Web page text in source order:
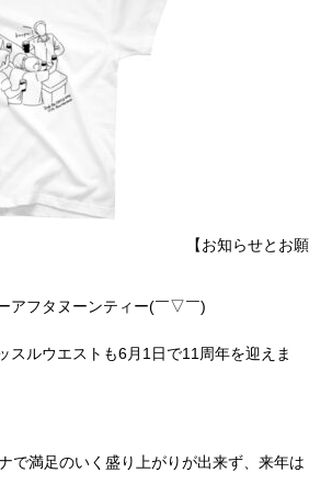
【お知らせとお願
アフタヌーンティー(￣▽￣)
スルウエストも6月1日で11周年を迎えま
で満足のいく盛り上がりが出来ず、来年は